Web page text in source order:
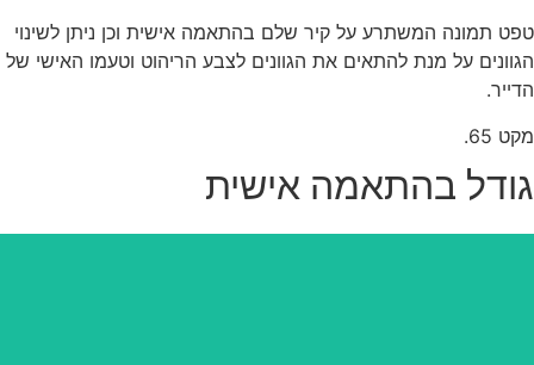
תמונה המשתרע על קיר שלם בהתאמה אישית וכן ניתן לשינוי
על מנת להתאים את הגוונים לצבע הריהוט וטעמו האישי של
65.
בהתאמה אישית